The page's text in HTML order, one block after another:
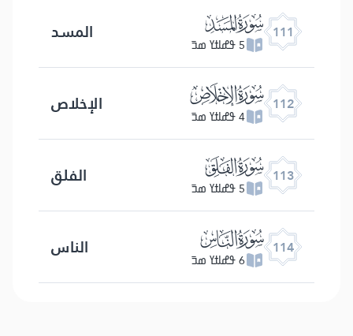
111 ﰜ
5 ߟߝߊߙߌ ߘߏ߫ المسد
112 ﰝ
4 ߟߝߊߙߌ ߘߏ߫ الإخلاص
113 ﰞ
5 ߟߝߊߙߌ ߘߏ߫ الفلق
114 ﰟ
6 ߟߝߊߙߌ ߘߏ߫ الناس